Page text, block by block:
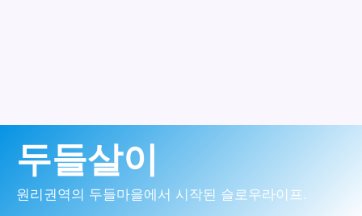
두들살이
원리권역의 두들마을에서 시작된 슬로우라이프.